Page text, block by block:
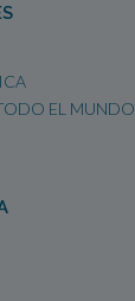
EL MUNDO